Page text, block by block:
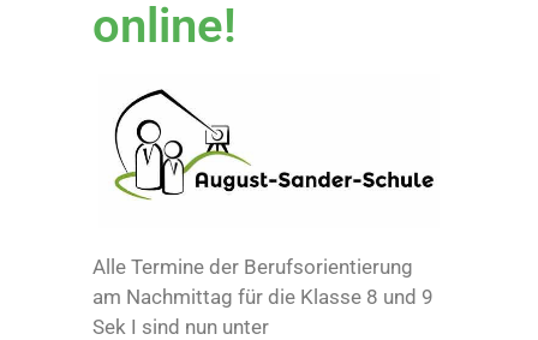
online!
Alle Termine der Berufsorientierung
am Nachmittag für die Klasse 8 und 9
Sek I sind nun unter